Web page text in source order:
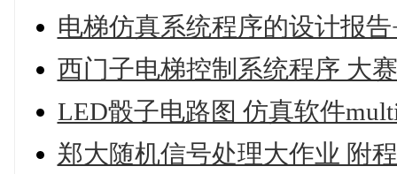
电梯仿真系统程序的设计报
西门子电梯控制系统程序 大
LED骰子电路图 仿真软件
郑大随机信号处理大作业 附